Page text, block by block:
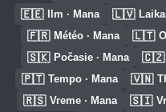
🇪🇪 Ilm · Mana 🇱🇻
🇫🇷 Météo · Mana 🇱🇹
🇸🇰 Počasie · Mana 🇨🇿
🇵🇹 Tempo · Mana 🇻🇳
🇷🇸 Vreme · Mana 🇸🇮